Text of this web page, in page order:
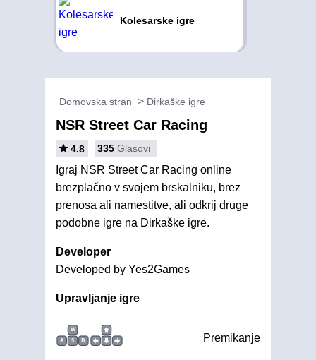
Kolesarske igre
Domovska stran Dirkaške igre
NSR Street Car Racing
4.8 335 Glasovi
Igraj NSR Street Car Racing online
brezplačno v svojem brskalniku, brez
prenosa ali namestitve, ali odkrij druge
podobne igre na Dirkaške igre.
Developer
Developed by Yes2Games
Upravljanje igre
W
A
S D Premikanje